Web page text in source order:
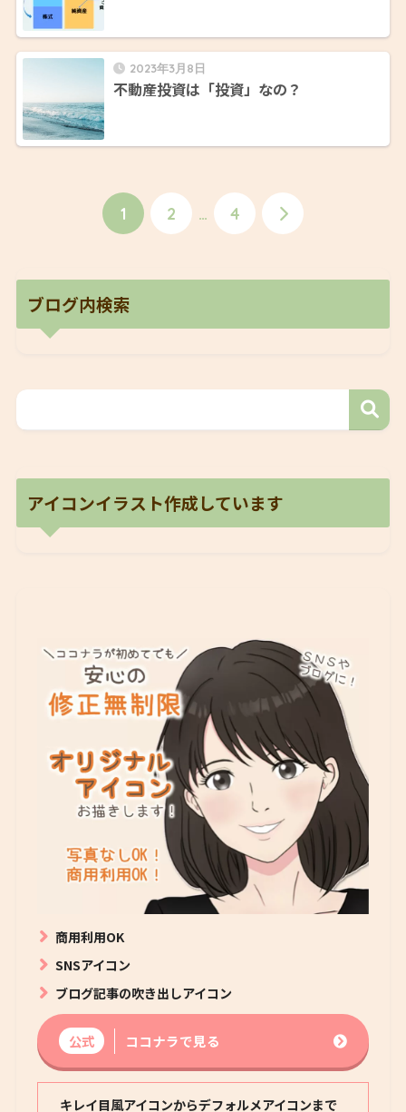
2023年3月8日
不動産投資は「投資」なの？
1 2 … 4
ブログ内検索
アイコンイラスト作成しています
商用利用OK
SNSアイコン
ブログ記事の吹き出しアイコン
公式 ココナラで見る
キレイ目風アイコンからデフォルメアイコンまで